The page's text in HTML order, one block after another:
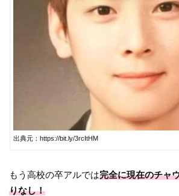
出典元：https://bit.ly/3rcItHM
もう高校の卒アルでは完全に現在のチャ
りなし！